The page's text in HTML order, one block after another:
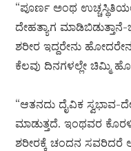
“ಪೂರ್ಣ ಅಂಥ
ದೇಹತ್ಯಾಗ
ಶರೀರ ಇದ್ದರೇನು
ಕೆಲವು ದಿನಗಳಲ್ಲೇ ಚಿಮ್ಮಿ
“ಆತನದು ದೈವಿಕ ಸ್ವಭಾವ-
ಮಾಡುತ್ತದೆ. ಇಂಥವರ
ಶರೀರಕ್ಕೆ ಚಂದನ ಸವರಿದರೆ